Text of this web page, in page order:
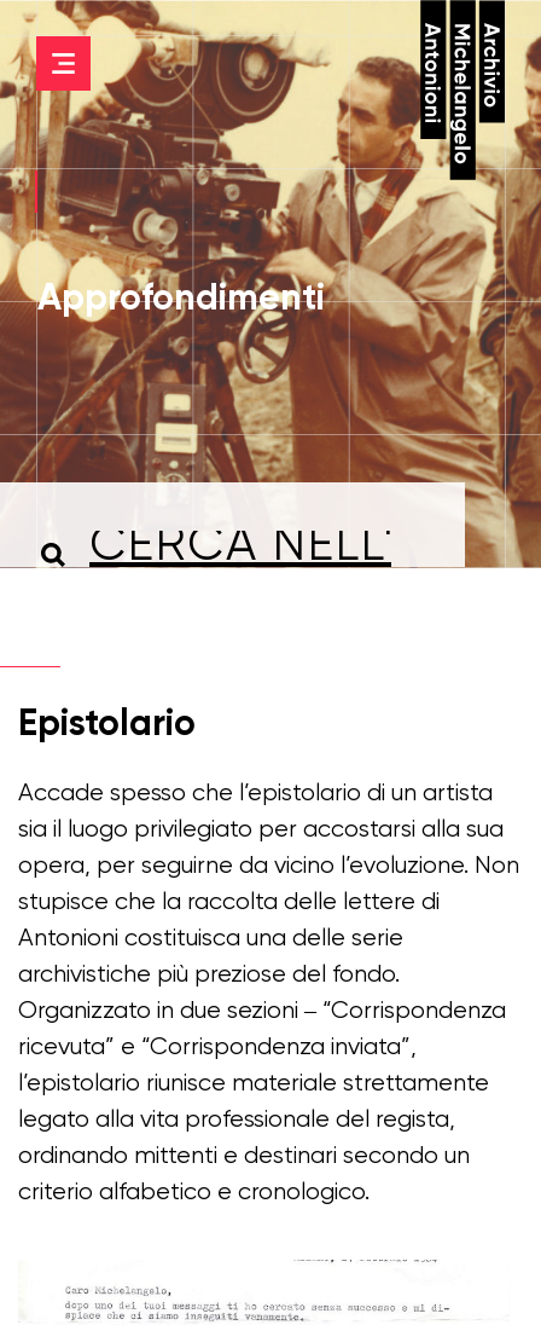
Approfondimenti
Epistolario
Accade spesso che l’epistolario di un artista
sia il luogo privilegiato per accostarsi alla sua
opera, per seguirne da vicino l’evoluzione. Non
stupisce che la raccolta delle lettere di
Antonioni costituisca una delle serie
archivistiche più preziose del fondo.
Organizzato in due sezioni ‒ “Corrispondenza
ricevuta” e “Corrispondenza inviata”,
l’epistolario riunisce materiale strettamente
legato alla vita professionale del regista,
ordinando mittenti e destinari secondo un
criterio alfabetico e cronologico.